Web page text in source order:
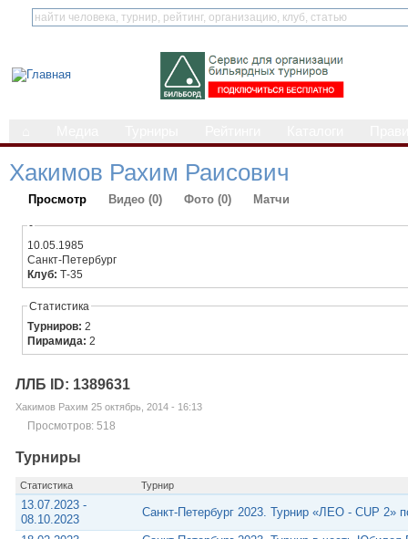
Хакимов Рахим Раисович
Просмотр Видео (0) Фото (0) Матчи
-
10.05.1985
Санкт-Петербург
Клуб:Т-35
Статистика
Турниров:2
Пирамида:2
ЛЛБ ID: 1389631
Хакимов Рахим 25 октябрь, 2014 - 16:13
Просмотров: 518
Турниры
Статистика Турнир
13.07.2023 -
08.10.2023
Санкт-Петербург 2023. Турнир «ЛЕО - CUP 2»